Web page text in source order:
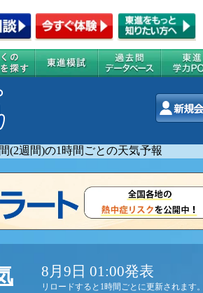
(2週間)の1時間ごとの天気予報
8月9日 01:00発表
リロードすると1時間ごとに更新されます。